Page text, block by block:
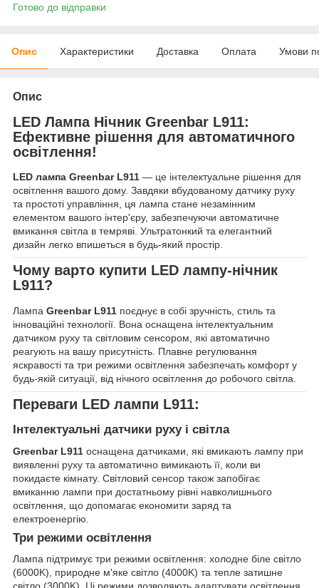
Готово до відправки
Опис Характеристики Доставка Оплата Умови
Опис
LED Лампа Нічник Greenbar L911:
Ефективне рішення для автоматичного
освітлення!
LED лампа Greenbar L911 — це інтелектуальне рішення для
освітлення вашого дому. Завдяки вбудованому датчику руху
та простоті управління, ця лампа стане незамінним
елементом вашого інтер'єру, забезпечуючи автоматичне
вмикання світла в темряві. Ультратонкий та елегантний
дизайн легко впишеться в будь-який простір.
Чому варто купити LED лампу-нічник
L911?
Лампа Greenbar L911 поєднує в собі зручність, стиль та
інноваційні технології. Вона оснащена інтелектуальним
датчиком руху та світловим сенсором, які автоматично
реагують на вашу присутність. Плавне регулювання
яскравості та три режими освітлення забезпечать комфорт у
будь-якій ситуації, від нічного освітлення до робочого світла.
Переваги LED лампи L911:
Інтелектуальні датчики руху і світла
Greenbar L911 оснащена датчиками, які вмикають лампу при
виявленні руху та автоматично вимикають її, коли ви
покидаєте кімнату. Світловий сенсор також запобігає
вмиканню лампи при достатньому рівні навколишнього
освітлення, що допомагає економити заряд та
електроенергію.
Три режими освітлення
Лампа підтримує три режими освітлення: холодне біле світло
(6000K), природне м'яке світло (4000K) та тепле затишне